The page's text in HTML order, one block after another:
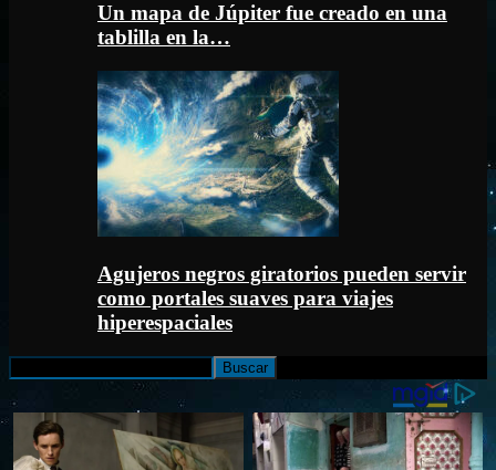
Un mapa de Júpiter fue creado en una
tablilla en la…
Agujeros negros giratorios pueden servir
como portales suaves para viajes
hiperespaciales